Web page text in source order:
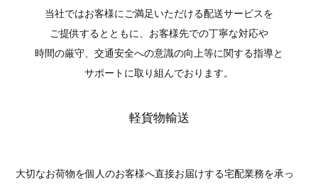
当社ではお客様にご満足いただける配送サービスを
ご提供するとともに、お客様先での丁寧な対応や
時間の厳守、交通安全への意識の向上等に関する指導と
サポートに取り組んでおります。
軽貨物輸送
大切なお荷物を個人のお客様へ直接お届けする宅配業務を承っ